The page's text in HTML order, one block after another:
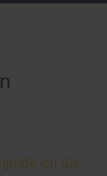
ich Sie